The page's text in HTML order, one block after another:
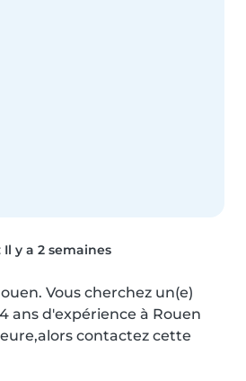
Il y a 2 semaines
Vous cherchez un(e)
ans d'expérience à Rouen
contactez cette